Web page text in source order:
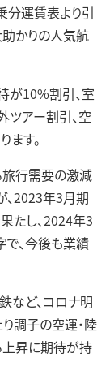
分運賃表より引
助かりの人気航
が10%割引、室
ツアー割引、空
す。
行需要の激減
、2023年3月期
たし、2024年3
、今後も業績
など、コロナ明
調子の空運・陸
上昇に期待が持